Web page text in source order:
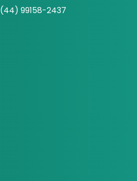
(44) 99158-2437